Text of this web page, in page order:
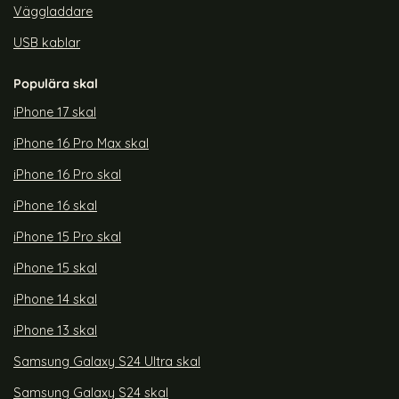
Väggladdare
USB kablar
Populära skal
iPhone 17 skal
iPhone 16 Pro Max skal
iPhone 16 Pro skal
iPhone 16 skal
iPhone 15 Pro skal
iPhone 15 skal
iPhone 14 skal
iPhone 13 skal
Samsung Galaxy S24 Ultra skal
Samsung Galaxy S24 skal